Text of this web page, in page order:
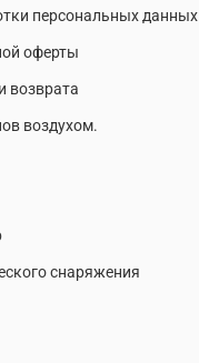
персональных данных
оферты
возврата
воздухом.
снаряжения